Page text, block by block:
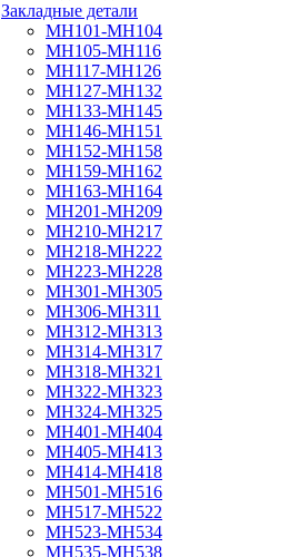
Закладные детали
МН101-МН104
МН105-МН116
МН117-МН126
МН127-МН132
МН133-МН145
МН146-МН151
МН152-МН158
МН159-МН162
МН163-МН164
МН201-МН209
МН210-МН217
МН218-МН222
МН223-МН228
МН301-МН305
МН306-МН311
МН312-МН313
МН314-МН317
МН318-МН321
МН322-МН323
МН324-МН325
МН401-МН404
МН405-МН413
МН414-МН418
МН501-МН516
МН517-МН522
МН523-МН534
МН535-МН538